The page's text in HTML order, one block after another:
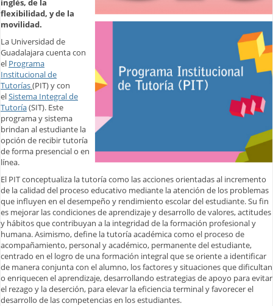
inglés, de la
flexibilidad, y de la
movilidad.
La Universidad de
Guadalajara cuenta con
el Programa
Institucional de
Tutorías(PIT) y con
elSistema Integral de
Tutoría(SIT). Este
programa y sistema
brindan al estudiante la
opción de recibir tutoría
de forma presencial o en
línea.
El PIT conceptualiza la tutoría como las acciones orientadas al incremento
de la calidad del proceso educativo mediante la atención de los problemas
que influyen en el desempeño y rendimiento escolar del estudiante. Su fin
es mejorar las condiciones de aprendizaje y desarrollo de valores, actitudes
y hábitos que contribuyan a la integridad de la formación profesional y
humana. Asimismo, define la tutoría académica como el proceso de
acompañamiento, personal y académico, permanente del estudiante,
centrado en el logro de una formación integral que se oriente a identificar
de manera conjunta con el alumno, los factores y situaciones que dificultan
o enriquecen el aprendizaje, desarrollando estrategias de apoyo para evitar
el rezago y la deserción, para elevar la eficiencia terminal y favorecer el
desarrollo de las competencias en los estudiantes.